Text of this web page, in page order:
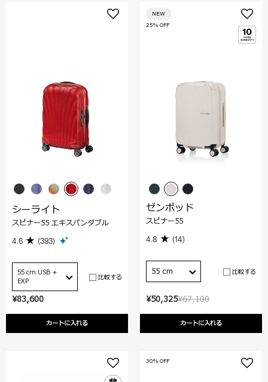
¥83,600
カートに入れる
シーライト
スピナー55 エキスパンダブル
4.6 (393)
55 cm USB +
EXP
比較する
¥67,100
¥50,325
カートに入れる
25% OFF
NEW
ゼンポッド
スピナー55
4.8 (14)
55 cm 比較する
30% OFF